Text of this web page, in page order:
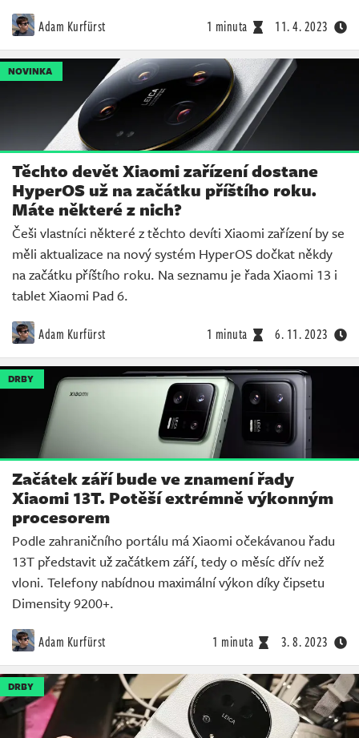
Adam Kurfürst 1 minuta 11. 4. 2023
NOVINKA
Těchto devět Xiaomi zařízení dostane
HyperOS už na začátku příštího roku.
Máte některé z nich?
Češi vlastníci některé z těchto devíti Xiaomi zařízení by se
měli aktualizace na nový systém HyperOS dočkat někdy
na začátku příštího roku. Na seznamu je řada Xiaomi 13 i
tablet Xiaomi Pad 6.
Adam Kurfürst 1 minuta 6. 11. 2023
DRBY
Začátek září bude ve znamení řady
Xiaomi 13T. Potěší extrémně výkonným
procesorem
Podle zahraničního portálu má Xiaomi očekávanou řadu
13T představit už začátkem září, tedy o měsíc dřív než
vloni. Telefony nabídnou maximální výkon díky čipsetu
Dimensity 9200+.
Adam Kurfürst 1 minuta 3. 8. 2023
DRBY